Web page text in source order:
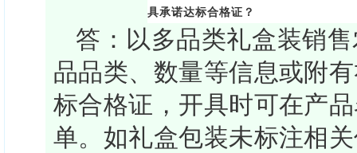
具承诺达标合格证？
答：以多品类礼盒装销
品品类、数量等信息或附
标合格证，开具时可在产
单。如礼盒包装未标注相